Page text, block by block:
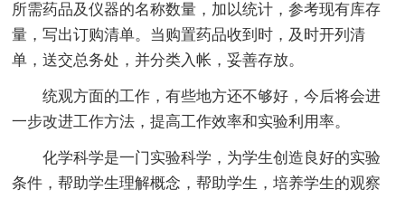
所需药品及仪器的名称数量，加以统计，参考现有库存
量，写出订购清单。当购置药品收到时，及时开列清
单，送交总务处，并分类入帐，妥善存放。
统观方面的工作，有些地方还不够好，今后将会进
一步改进工作方法，提高工作效率和实验利用率。
化学科学是一门实验科学，为学生创造良好的实验
条件，帮助学生理解概念，帮助学生，培养学生的观察